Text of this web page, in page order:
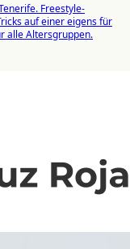
Freestyle-
auf einer eigens für
alle Altersgruppen.